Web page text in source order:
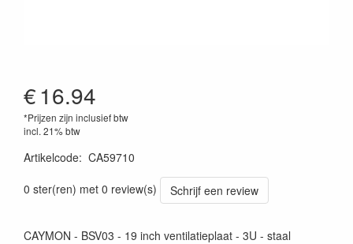
€16.94
*Prijzen zijn inclusief btw
incl. 21% btw
Artikelcode: CA59710
0 ster(ren) met 0 review(s)
Schrijf een review
CAYMON - BSV03 - 19 inch ventilatieplaat - 3U - staal